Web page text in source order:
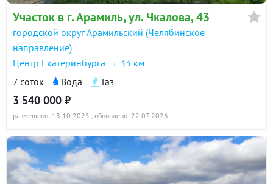
Участок в г. Арамиль, ул. Чкалова, 43
городской округ Арамильский (Челябинское
направление)
Центр Екатеринбурга → 33 км
7 соток
Вода Газ
3 540 000 ₽
размещено: 13.10.2025 , обновлено: 22.07.2026